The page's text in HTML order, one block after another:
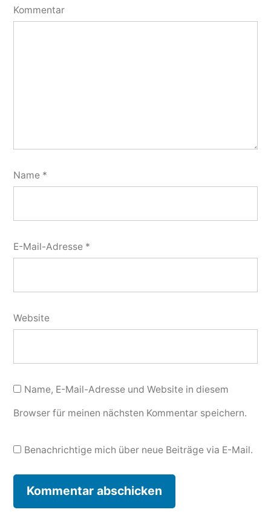
Kommentar
Name *
E-Mail-Adresse *
Website
Name, E-Mail-Adresse und Website in diesem
Browser für meinen nächsten Kommentar speichern.
Benachrichtige mich über neue Beiträge via E-Mail.